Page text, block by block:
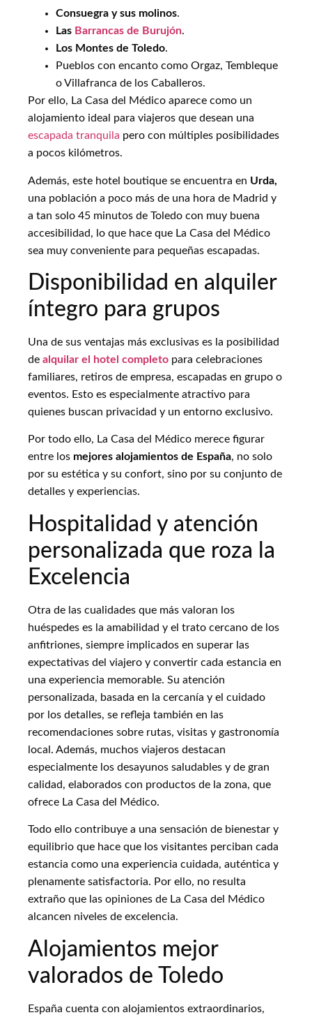
Consuegra y sus molinos.
Las Barrancas de Burujón.
Los Montes de Toledo.
Pueblos con encanto como Orgaz, Tembleque
o Villafranca de los Caballeros.
Por ello, La Casa del Médico aparece como un
alojamiento ideal para viajeros que desean una
escapada tranquila pero con múltiples posibilidades
a pocos kilómetros.
Además, este hotel boutique se encuentra en Urda,
una población a poco más de una hora de Madrid y
a tan solo 45 minutos de Toledo con muy buena
accesibilidad, lo que hace que La Casa del Médico
sea muy conveniente para pequeñas escapadas.
Disponibilidad en alquiler
íntegro para grupos
Una de sus ventajas más exclusivas es la posibilidad
de alquilar el hotel completo para celebraciones
familiares, retiros de empresa, escapadas en grupo o
eventos. Esto es especialmente atractivo para
quienes buscan privacidad y un entorno exclusivo.
Por todo ello, La Casa del Médico merece figurar
entre los mejores alojamientos de España, no solo
por su estética y su confort, sino por su conjunto de
detalles y experiencias.
Hospitalidad y atención
personalizada que roza la
Excelencia
Otra de las cualidades que más valoran los
huéspedes es la amabilidad y el trato cercano de los
anfitriones, siempre implicados en superar las
expectativas del viajero y convertir cada estancia en
una experiencia memorable. Su atención
personalizada, basada en la cercanía y el cuidado
por los detalles, se refleja también en las
recomendaciones sobre rutas, visitas y gastronomía
local. Además, muchos viajeros destacan
especialmente los desayunos saludables y de gran
calidad, elaborados con productos de la zona, que
ofrece La Casa del Médico.
Todo ello contribuye a una sensación de bienestar y
equilibrio que hace que los visitantes perciban cada
estancia como una experiencia cuidada, auténtica y
plenamente satisfactoria. Por ello, no resulta
extraño que las opiniones de La Casa del Médico
alcancen niveles de excelencia.
Alojamientos mejor
valorados de Toledo
España cuenta con alojamientos extraordinarios,